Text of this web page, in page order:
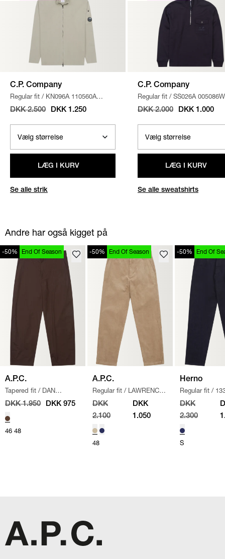
C.P. Company
Regular fit / KN096A 110560A
STRIK / SAND
DKK 2.500 DKK 1.250
LÆG I KURV
Se alle strik
C.P. Company
Regular fit / SS026A 005086W
SWEATSHIRT
/ NAVY
DKK 2.000 DKK 1.000
LÆG I KURV
Se alle sweatshirts
Andre har også kigget på
-50% End Of Season
A.P.C.
Tapered fit / DAN
BUKSER / BRUN
DKK 1.950 DKK 975
46 48
-50% End Of Season
A.P.C.
Regular fit / LAWRENCE
BUKSER
BEIGE
DKK
2.100
DKK
1.050
48
-50% End Of
Herno
Regular fit /
BUKSER
DKK
2.300
S